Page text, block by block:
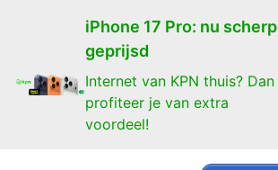
iPhone 17 Pro: nu scherp
geprijsd
Internet van KPN thuis? Dan
profiteer je van extra
voordeel!